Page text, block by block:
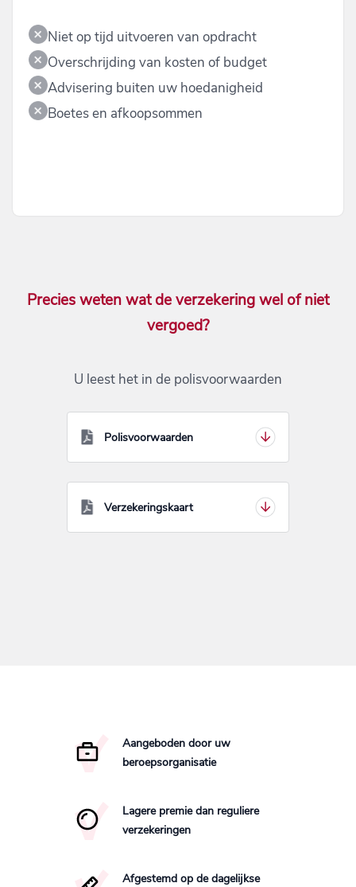
Niet op tijd uitvoeren van opdracht
Overschrijding van kosten of budget
Advisering buiten uw hoedanigheid
Boetes en afkoopsommen
Precies weten wat de verzekering wel of niet
vergoed?
U leest het in de polisvoorwaarden
Polisvoorwaarden
Verzekeringskaart
Aangeboden door uw
beroepsorganisatie
Lagere premie dan reguliere
verzekeringen
Afgestemd op de dagelijkse